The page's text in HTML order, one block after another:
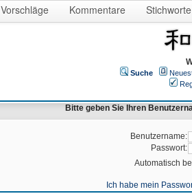
Vorschläge Kommentare Stichworte
Suche
Bitte geben Sie Ihren
Benutzername:
Passwort:
Automatisch
Ich habe mein